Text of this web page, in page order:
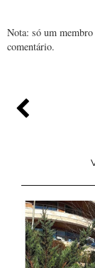
Nota: só um
comentário.